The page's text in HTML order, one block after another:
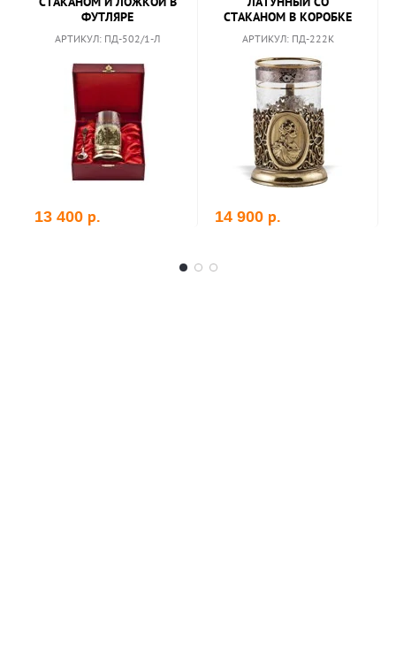
ФУТЛЯРЕ
АРТИКУЛ: ПД-502/1-Л
13 400 р.
СТАКАНОМ В КОРОБКЕ
АРТИКУЛ: ПД-222К
14 900 р.
корзину В корзину